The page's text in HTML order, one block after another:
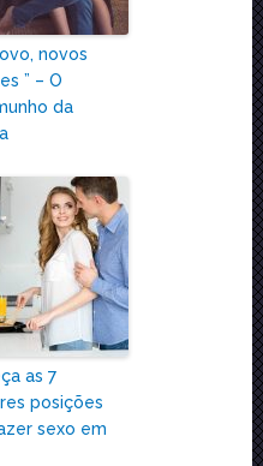
novos
” – O
da
as 7
posições
sexo em